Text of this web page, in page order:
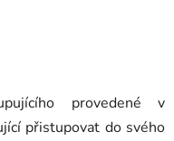
provedené v
přistupovat do svého